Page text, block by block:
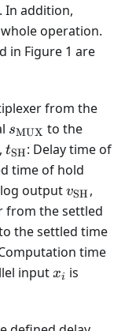
In addition,
operation.
in Figure 1 are
from the
s_{\text{MUX}}
sMUX to the
, t_{\text{SH}}
tSH: Delay time of
time of hold
output vSH ,
from the settled
the settled time
time
input x_i
xi is